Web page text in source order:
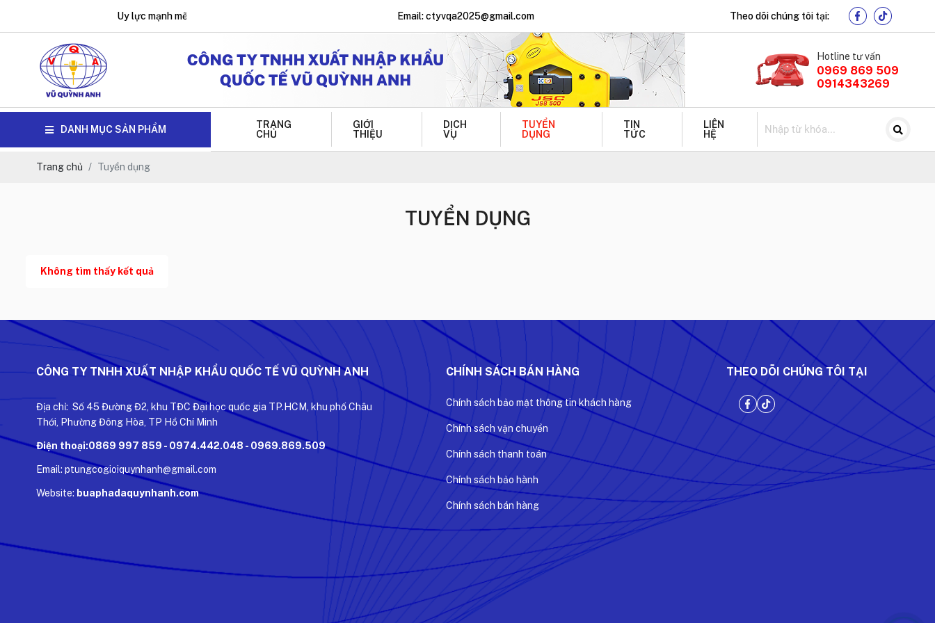
Uy lực mạnh mẽ, hiệu quả tối ưu ! Email: ctyvqa2025@gmail.com Theo dõi chúng tôi tại:
Hotline tư vấn
0969 869 509
0914343269
DANH MỤC SẢN PHẨM
TRANG
CHỦ
GIỚI
THIỆU
DỊCH
VỤ
TUYỂN
DỤNG
TIN
TỨC
LIÊN
HỆ
Trang chủ Tuyển dụng
TUYỂN DỤNG
Không tìm thấy kết quả
CÔNG TY TNHH XUẤT NHẬP KHẨU QUỐC TẾ VŨ QUỲNH ANH
Địa chỉ: Số 45 Đường Đ2, khu TĐC Đại học quốc gia TP.HCM, khu phố Châu
Thới, Phường Đông Hòa, TP Hồ Chí Minh
Điện thoại:0869 997 859 - 0974.442.048 - 0969.869.509
Email: ptungcogioiquynhanh@gmail.com
Website: buaphadaquynhanh.com
CHÍNH SÁCH BÁN HÀNG
Chính sách bảo mật thông tin khách hàng
Chính sách vận chuyển
Chính sách thanh toán
Chính sách bảo hành
Chính sách bán hàng
THEO DÕI CHÚNG TÔI TẠI